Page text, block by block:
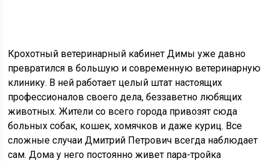
Крохотный ветеринарный кабинет Димы уже давно
превратился в большую и современную ветеринарную
клинику. В ней работает целый штат настоящих
профессионалов своего дела, беззаветно любящих
животных. Жители со всего города привозят сюда
больных собак, кошек, хомячков и даже куриц. Все
сложные случаи Дмитрий Петрович всегда наблюдает
сам. Дома у него постоянно живет пара-тройка